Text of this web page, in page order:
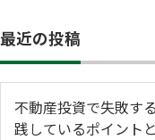
最近の投稿
不動産投資で失敗す
践しているポイント